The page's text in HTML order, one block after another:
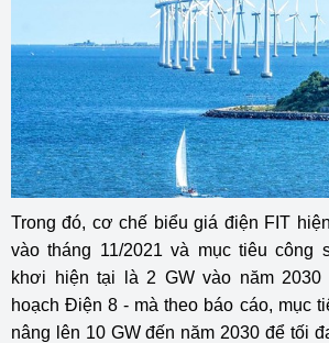
Trong đó, cơ chế biểu giá điện FIT
vào tháng 11/2021 và mục tiêu công
khơi hiện tại là 2 GW vào năm 2030
hoạch Điện 8 - mà theo báo cáo, mục
nâng lên 10 GW đến năm 2030 để tối